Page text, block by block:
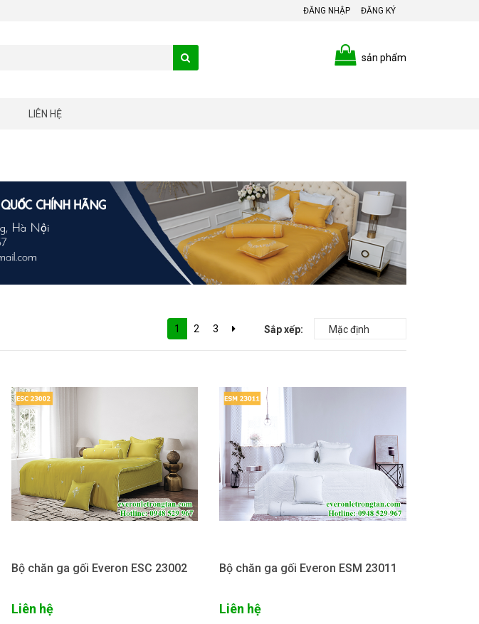
ĐĂNG NHẬP ĐĂNG KÝ
sản phẩm
LIÊN HỆ
Sắp xếp:
1 2 3
Bộ chăn ga gối Everon ESC 23002
Liên hệ
Bộ chăn ga gối Everon ESM 23011
Liên hệ